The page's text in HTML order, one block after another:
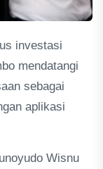
investasi
mendatangi
sebagai
aplikasi
Wisnu